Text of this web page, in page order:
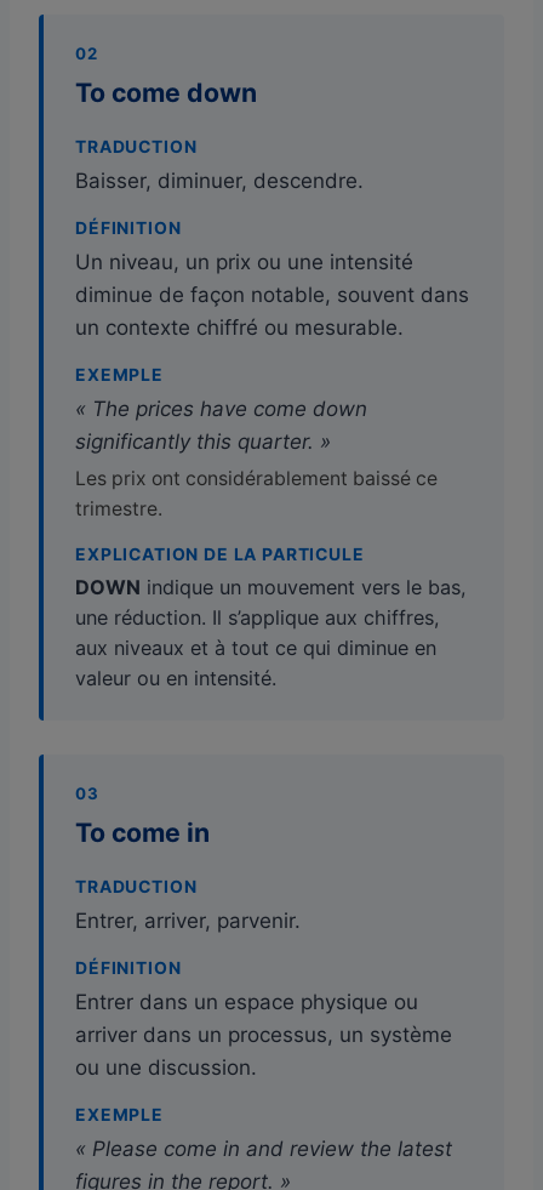
02
To come down
TRADUCTION
Baisser, diminuer, descendre.
DÉFINITION
Un niveau, un prix ou une intensité
diminue de façon notable, souvent dans
un contexte chiffré ou mesurable.
EXEMPLE
« The prices have come down
significantly this quarter. »
Les prix ont considérablement baissé ce
trimestre.
EXPLICATION DE LA PARTICULE
DOWN indique un mouvement vers le bas,
une réduction. Il s’applique aux chiffres,
aux niveaux et à tout ce qui diminue en
valeur ou en intensité.
03
To come in
TRADUCTION
Entrer, arriver, parvenir.
DÉFINITION
Entrer dans un espace physique ou
arriver dans un processus, un système
ou une discussion.
EXEMPLE
« Please come in and review the latest
figures in the report. »